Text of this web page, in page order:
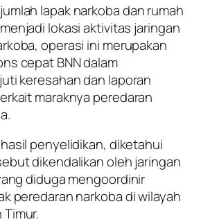
lapak narkoba dan rumah
lokasi aktivitas jaringan
operasi ini merupakan
cepat BNN dalam
keresahan dan laporan
maraknya peredaran
penyelidikan, diketahui
dikendalikan oleh jaringan
diduga mengoordinir
peredaran narkoba di wilayah